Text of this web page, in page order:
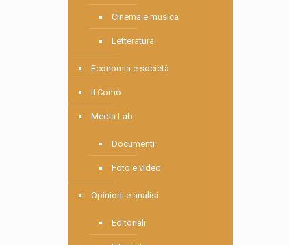
Cinema e musica
Letteratura
Economia e società
Il Comò
Media Lab
Documenti
Foto e video
Opinioni e analisi
Editoriali